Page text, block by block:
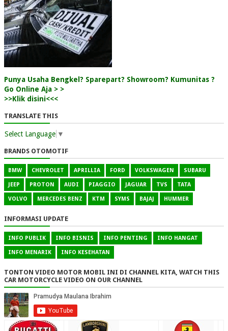
Punya Usaha Bengkel? Sparepart? Showroom? Kumunitas ?
Go Online Aja > >
>>Klik disini<<<
TRANSLATE THIS
Select Language ▼
BRANDS OTOMOTIF
BMW CHEVROLET APRILLIA FORD VOLKSWAGEN SUBARU
JEEP PROTON AUDI PIAGGIO JAGUAR TVS TATA
VOLVO MERCEDES BENZ KTM SYMS BAJAJ HUMMER
INFORMASI UPDATE
INFO PUBLIK INFO BISNIS INFO PENTING INFO HANGAT
INFO MENARIK INFO KESEHATAN
TONTON VIDEO MOTOR MOBIL INI DI CHANNEL KITA, WATCH THIS
CAR MOTORCYCLE VIDEO ON OUR CHANNEL